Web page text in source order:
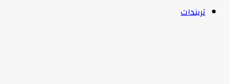
تريندات